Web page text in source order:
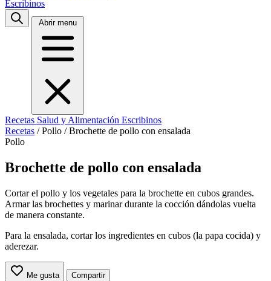
Escribinos
Abrir menu
Recetas Salud y Alimentación Escribinos
Recetas / Pollo / Brochette de pollo con ensalada
Pollo
Brochette de pollo con ensalada
Cortar el pollo y los vegetales para la brochette en cubos grandes.
Armar las brochettes y marinar durante la cocción dándolas vuelta
de manera constante.
Para la ensalada, cortar los ingredientes en cubos (la papa cocida) y
aderezar.
Me gusta Compartir